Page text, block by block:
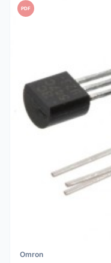
PDF
Omron